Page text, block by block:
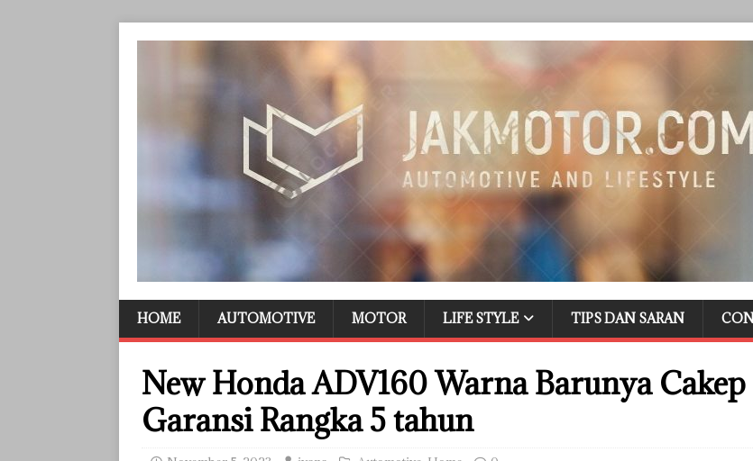
HOME AUTOMOTIVE MOTOR LIFE STYLE TIPS DAN SARAN
New Honda ADV160 Warna Barunya Cakep
Garansi Rangka 5 tahun